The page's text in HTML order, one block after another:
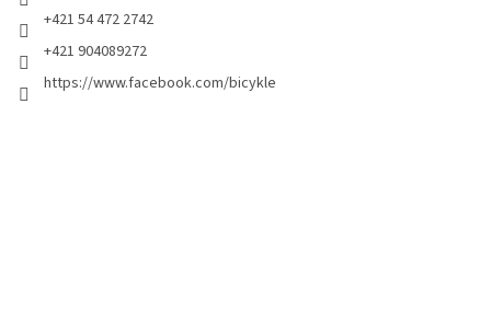
+421 54 472 2742
+421 904089272
https://www.facebook.com/bicykle